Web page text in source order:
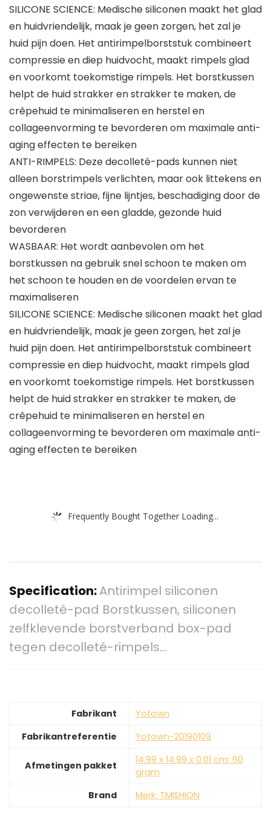
SILICONE SCIENCE: Medische siliconen maakt het glad
en huidvriendelijk, maak je geen zorgen, het zal je
huid pijn doen. Het antirimpelborststuk combineert
compressie en diep huidvocht, maakt rimpels glad
en voorkomt toekomstige rimpels. Het borstkussen
helpt de huid strakker en strakker te maken, de
crêpehuid te minimaliseren en herstel en
collageenvorming te bevorderen om maximale anti-
aging effecten te bereiken
ANTI-RIMPELS: Deze decolleté-pads kunnen niet
alleen borstrimpels verlichten, maar ook littekens en
ongewenste striae, fijne lijntjes, beschadiging door de
zon verwijderen en een gladde, gezonde huid
bevorderen
WASBAAR: Het wordt aanbevolen om het
borstkussen na gebruik snel schoon te maken om
het schoon te houden en de voordelen ervan te
maximaliseren
SILICONE SCIENCE: Medische siliconen maakt het glad
en huidvriendelijk, maak je geen zorgen, het zal je
huid pijn doen. Het antirimpelborststuk combineert
compressie en diep huidvocht, maakt rimpels glad
en voorkomt toekomstige rimpels. Het borstkussen
helpt de huid strakker en strakker te maken, de
crêpehuid te minimaliseren en herstel en
collageenvorming te bevorderen om maximale anti-
aging effecten te bereiken
Frequently Bought Together Loading...
Specification:Antirimpel siliconen
decolleté-pad Borstkussen, siliconen
zelfklevende borstverband box-pad
tegen decolleté-rimpels…
Fabrikant
‎Yotown
Fabrikantreferentie
‎Yotown-20190109
Afmetingen pakket
‎14.99 x 14.99 x 0.01 cm; 60
gram
Brand
Merk: TMISHION